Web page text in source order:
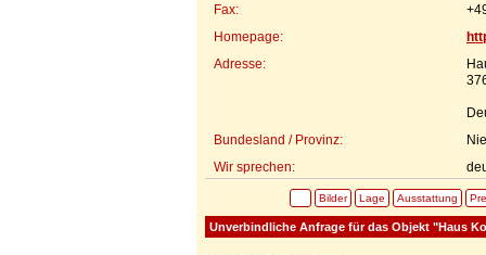
Fax:
Homepage:
Adresse:
Bundesland / Provinz:
Wir sprechen:
Bilder Lage Ausstattung
Unverbindliche Anfrage für das Objekt "Haus